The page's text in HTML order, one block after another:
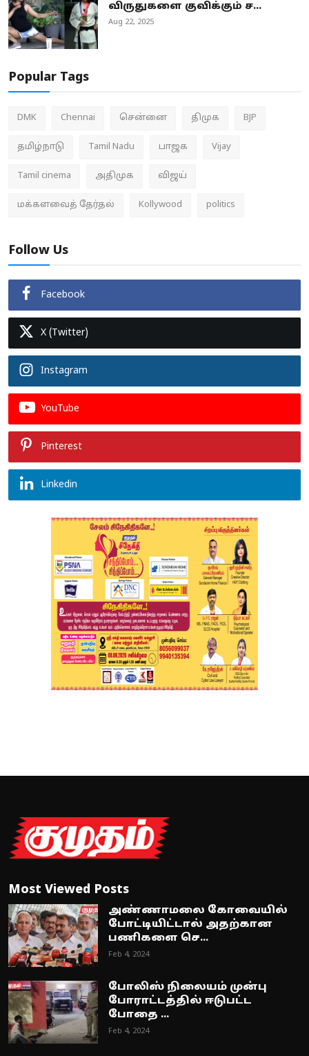
விருதுகளை குவிக்கும் ச...
Aug 22, 2025
Popular Tags
DMK Chennai சென்னை திமுக BJP
தமிழ்நாடு Tamil Nadu பாஜக Vijay
Tamil cinema அதிமுக விஜய்
மக்களவைத் தேர்தல் Kollywood politics
Follow Us
Facebook
X (Twitter)
Instagram
YouTube
Pinterest
Linkedin
Most Viewed Posts
அண்ணாமலை கோவையில்
போட்டியிட்டால் அதற்கான
பணிகளை செ...
Feb 4, 2024
போலிஸ் நிலையம் முன்பு
போராட்டத்தில் ஈடுபட்ட
போதை ...
Feb 4, 2024